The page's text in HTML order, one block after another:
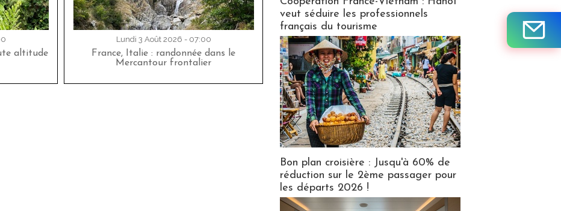
altitude
Lundi 3 Août 2026 - 07:00
France, Italie : randonnée dans le
Mercantour frontalier
veut séduire les professionnels
français du tourisme
Bon plan croisière : Jusqu'à 60% de
réduction sur le 2ème passager pour
les départs 2026 !